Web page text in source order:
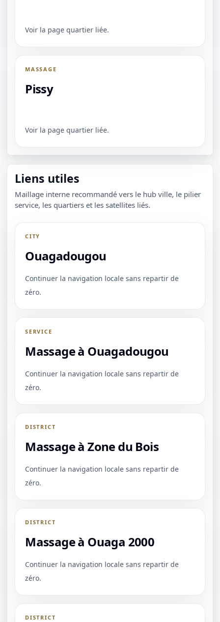
Voir la page quartier liée.
MASSAGE
Pissy
Voir la page quartier liée.
Liens utiles
Maillage interne recommandé vers le hub ville, le pilier
service, les quartiers et les satellites liés.
CITY
Ouagadougou
Continuer la navigation locale sans repartir de
zéro.
SERVICE
Massage à Ouagadougou
Continuer la navigation locale sans repartir de
zéro.
DISTRICT
Massage à Zone du Bois
Continuer la navigation locale sans repartir de
zéro.
DISTRICT
Massage à Ouaga 2000
Continuer la navigation locale sans repartir de
zéro.
DISTRICT